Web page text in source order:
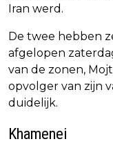
Iran werd.
De twee hebben
afgelopen
van de zonen,
opvolger van zijn
duidelijk.
Khamenei